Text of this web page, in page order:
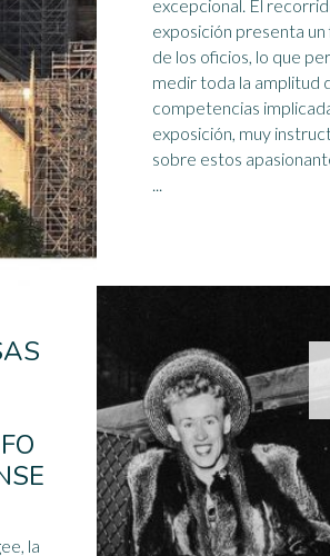
excepcional. El recorrido de la
exposición presenta
de los oficios, lo que
medir toda la amplitud
competencias
exposición, muy
sobre estos
...
la